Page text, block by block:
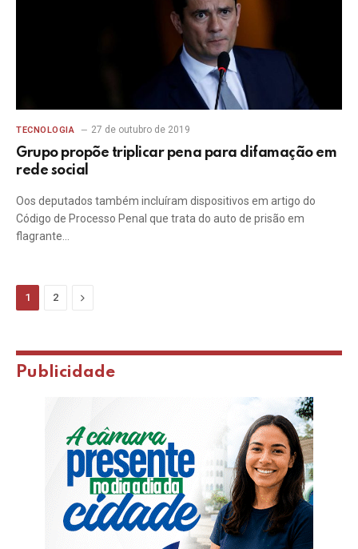
TECNOLOGIA 27 de outubro de 2019
Grupo propõe triplicar pena para difamação em
rede social
Oos deputados também incluíram dispositivos em artigo do
Código de Processo Penal que trata do auto de prisão em
flagrante…
1 2 Next
Publicidade